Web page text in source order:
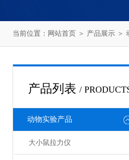
当前位置： 网站首页 ＞ 产品展示 ＞
产品列表 /
动物实验产品
大小鼠拉力仪